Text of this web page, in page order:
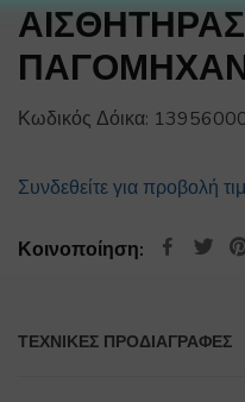
Κωδικός Δόικα:
Συνδεθείτε για προβολή
Κοινοποίηση:
ΤΕΧΝΙΚΕΣ ΠΡΟΔΙΑΓΡΑΦΕΣ